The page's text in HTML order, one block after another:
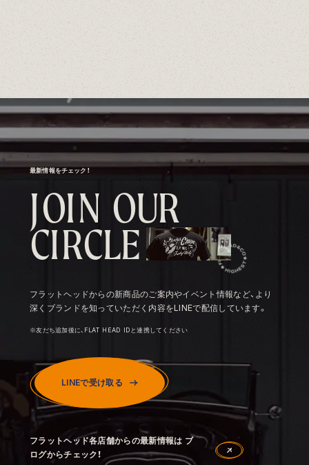
最新情報をチェック！
JOIN OUR
CIRCLE
フラットヘッドからの新商品のご案内やイベント情報など、より
深くブランドを知っていただく内容をLINEで配信しています。
※友だち追加後に、FLAT HEAD IDと連携してください
LINEで受け取る
フラットヘッド各店舗からの最新情報は ブ
ログからチェック！